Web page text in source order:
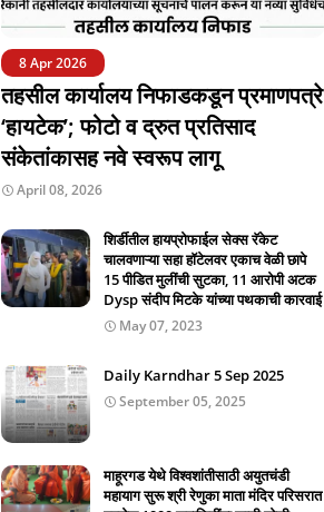
8 Apr 2026
तहसील कार्यालय निफाडकडून प्रमाणपत्रे
‘हायटेक’; फोटो व द्रुत प्रतिसाद
संकेतांकासह नवे स्वरूप लागू
April 08, 2026
शिर्डीतील हायप्रोफाईल सेक्स रॅकेट
चालवणाऱ्या सहा हॉटेलवर एकाच वेळी छापे
15 पीडित मुलींची सुटका, 11 आरोपी अटक
Dysp संदीप मिटके यांच्या पथकाची कारवाई
May 07, 2023
Daily Karndhar 5 Sep 2025
September 05, 2025
माहूरगड येथे विश्वशांतीसाठी अयुतचंडी
महायाग सुरू श्री रेणुका माता मंदिर परिसरात